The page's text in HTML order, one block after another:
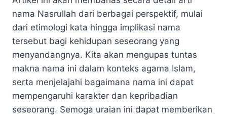
nama Nasrullah dari berbagai perspektif, mulai
dari etimologi kata hingga implikasi nama
tersebut bagi kehidupan seseorang yang
menyandangnya. Kita akan mengupas tuntas
makna nama ini dalam konteks agama Islam,
serta menjelajahi bagaimana nama ini dapat
mempengaruhi karakter dan kepribadian
seseorang. Semoga uraian ini dapat memberikan